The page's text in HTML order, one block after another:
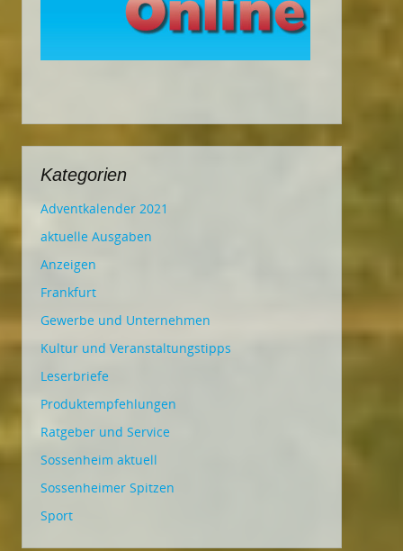
Kategorien
Adventkalender 2021
aktuelle Ausgaben
Anzeigen
Frankfurt
Gewerbe und Unternehmen
Kultur und Veranstaltungstipps
Leserbriefe
Produktempfehlungen
Ratgeber und Service
Sossenheim aktuell
Sossenheimer Spitzen
Sport